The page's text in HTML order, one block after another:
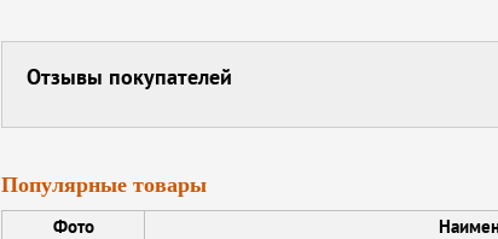
Отзывы покупателей
Популярные товары
Фото